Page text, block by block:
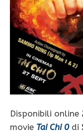
Disponibili
movie Tai Chi 0di